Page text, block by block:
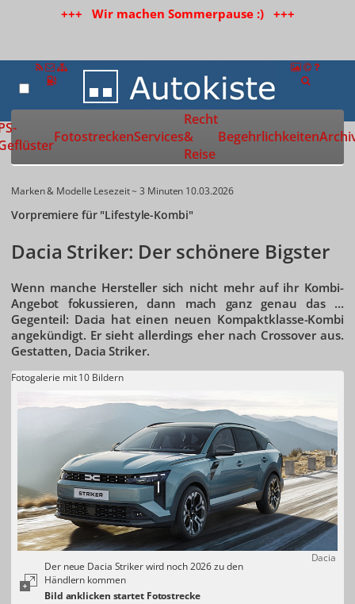
+++ Wir machen Sommerpause :) +++
Zur Startseite
FotostreckenServices
Recht
&
Reise
Begehrlichkeiten
Marken & Modelle Lesezeit ~ 3 Minuten 10.03.2026
Vorpremiere für "Lifestyle-Kombi"
Dacia Striker: Der schönere Bigster
Wenn manche Hersteller sich nicht mehr auf ihr Kombi-
Angebot fokussieren, dann mach ganz genau das ...
Gegenteil: Dacia hat einen neuen Kompaktklasse-Kombi
angekündigt. Er sieht allerdings eher nach Crossover aus.
Gestatten, Dacia Striker.
Fotogalerie mit 10 Bildern
Dacia
Der neue Dacia Striker wird noch 2026 zu den
Händlern kommen